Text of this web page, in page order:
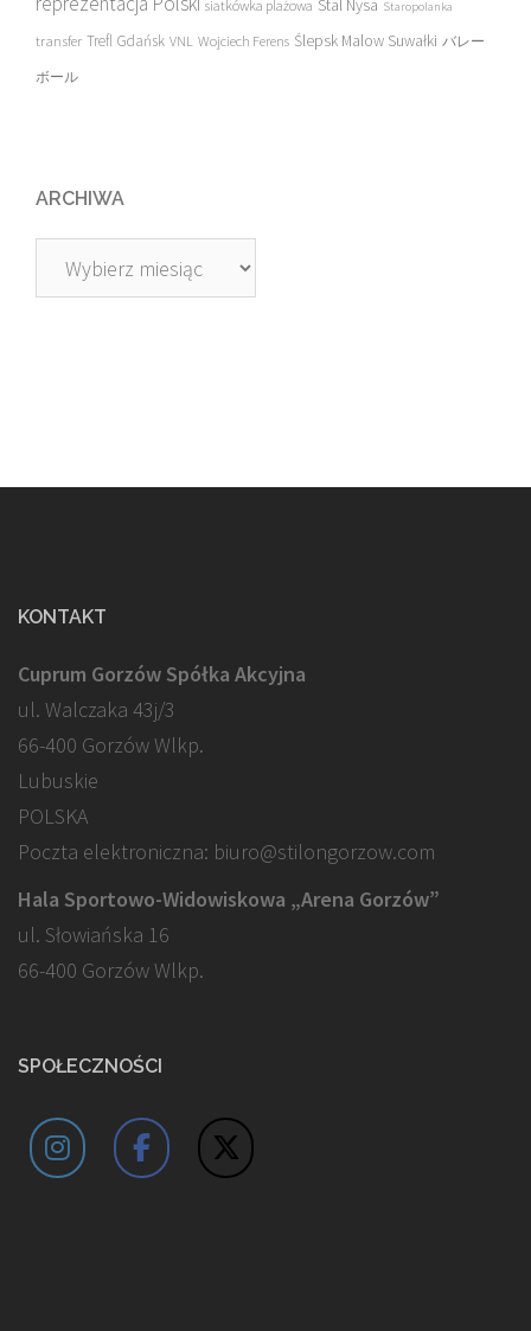
siatkówka plażowa Stal Nysa Staropolanka
transfer Trefl Gdańsk VNL Wojciech Ferens Ślepsk Malow Suwałki バレー
ボール
ARCHIWA
Archiwa
KONTAKT
Cuprum Gorzów Spółka Akcyjna
ul. Walczaka 43j/3
66-400 Gorzów Wlkp.
Lubuskie
POLSKA
Poczta elektroniczna: biuro@stilongorzow.com
Hala Sportowo-Widowiskowa „Arena Gorzów”
ul. Słowiańska 16
66-400 Gorzów Wlkp.
SPOŁECZNOŚCI